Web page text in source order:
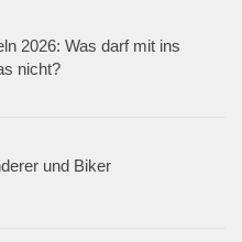
2026: Was darf mit ins
nicht?
und Biker